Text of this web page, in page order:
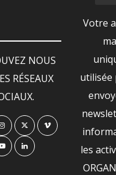
NOUS
RÉSEAUX
Votre
utilisée
les